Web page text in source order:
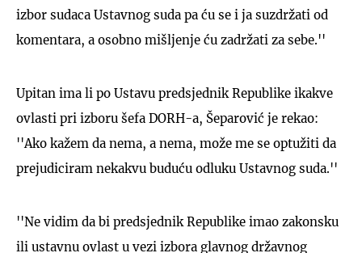
izbor sudaca Ustavnog suda pa ću se i ja suzdržati od
komentara, a osobno mišljenje ću zadržati za sebe.''
Upitan ima li po Ustavu predsjednik Republike ikakve
ovlasti pri izboru šefa DORH-a, Šeparović je rekao:
''Ako kažem da nema, a nema, može me se optužiti da
prejudiciram nekakvu buduću odluku Ustavnog suda.''
''Ne vidim da bi predsjednik Republike imao zakonsku
ili ustavnu ovlast u vezi izbora glavnog državnog